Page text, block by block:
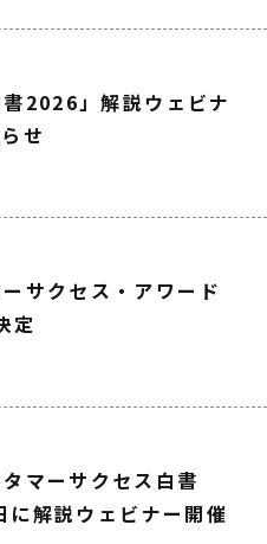
書2026」解説ウェビナ
せ
サクセス・アワード
定
マーサクセス白書
解説ウェビナー開催